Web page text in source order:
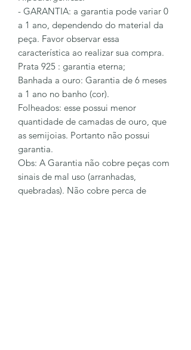
- GARANTIA: a garantia pode variar 0
a 1 ano, dependendo do material da
peça. Favor observar essa
característica ao realizar sua compra.
Prata 925 : garantia eterna;
Banhada a ouro: Garantia de 6 meses
a 1 ano no banho (cor).
Folheados: esse possui menor
quantidade de camadas de ouro, que
as semijoias. Portanto não possui
garantia.
Obs: A Garantia não cobre peças com
sinais de mal uso (arranhadas,
quebradas). Não cobre perca de